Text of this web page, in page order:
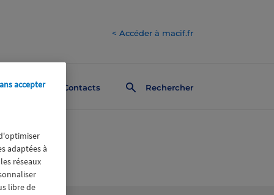
< Accéder à macif.fr
Contacts Rechercher
adaptées à
réseaux
libre de
accepter